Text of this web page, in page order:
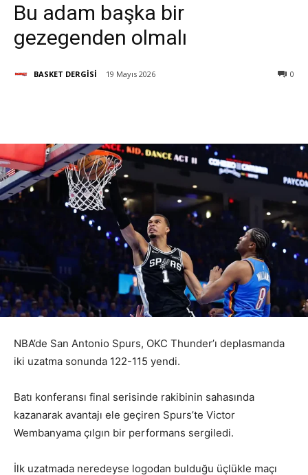
Bu adam başka bir
gezegenden olmalı
BASKET DERGİSİ 19 Mayıs 2026 0
NBA’de San Antonio Spurs, OKC Thunder’ı deplasmanda
iki uzatma sonunda 122-115 yendi.
Batı konferansı final serisinde rakibinin sahasında
kazanarak avantajı ele geçiren Spurs’te Victor
Wembanyama çılgın bir performans sergiledi.
İlk uzatmada neredeyse logodan bulduğu üçlükle maçı